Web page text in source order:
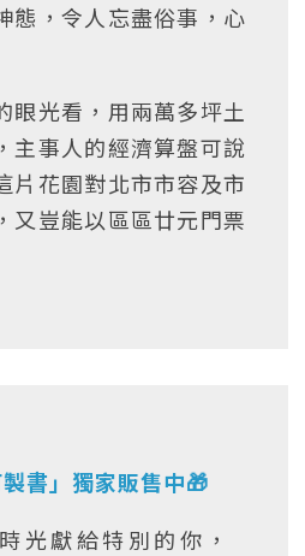
態，令人忘盡俗事，心
眼光看，用兩萬多坪土
主事人的經濟算盤可說
片花園對北市市容及市
又豈能以區區廿元門票
製書」獨家販售中🎁
光獻給特別的你，